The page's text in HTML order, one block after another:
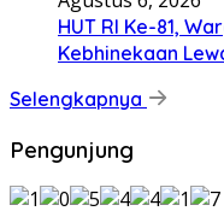
HUT RI Ke-81,
Kebhinekaan
Selengkapnya
Pengunjung